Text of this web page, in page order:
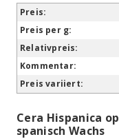
Cera Hispanica
spanisch Wachs